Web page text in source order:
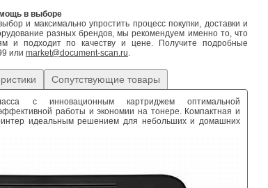
в выборе
и максимально упростить процесс покупки, доставки и
разных брендов, мы рекомендуем именно то, что
и подходит по качеству и цене. Получите подробные
или market@document-scan.ru.
Сопутствующие товары
с инновационным картриджем оптимальной
работы и экономии на тонере. Компактная и
идеальным решением для небольших и домашних